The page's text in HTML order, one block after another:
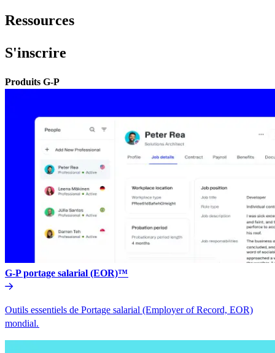
Ressources​​
S'inscrire​​
Produits G-P​​
G-P portage salarial (EOR)™​​
Outils essentiels de Portage salarial (Employer of Record, EOR)
mondial.​​